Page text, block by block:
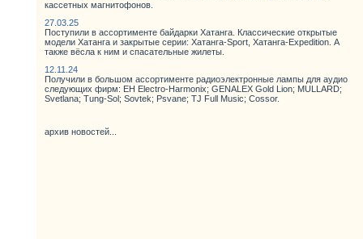
кассетных магнитофонов.
27.03.25
Поступили в ассортименте байдарки Хатанга. Классические открытые
модели Хатанга и закрытые серии: Хатанга-Sport, Хатанга-Expedition. А
также вёсла к ним и спасательные жилеты.
12.11.24
Получили в большом ассортименте радиоэлектронные лампы для аудио
следующих фирм: EH Electro-Harmonix; GENALEX Gold Lion; MULLARD;
Svetlana; Tung-Sol; Sovtek; Psvane; TJ Full Music; Cossor.
архив новостей...